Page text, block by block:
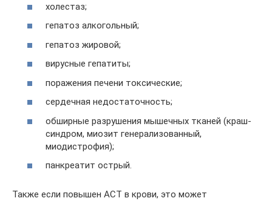
холестаз;
гепатоз алкогольный;
гепатоз жировой;
вирусные гепатиты;
поражения печени токсические;
сердечная недостаточность;
обширные разрушения мышечных тканей (краш-
синдром, миозит генерализованный,
миодистрофия);
панкреатит острый.
Также если повышен АСТ в крови, это может